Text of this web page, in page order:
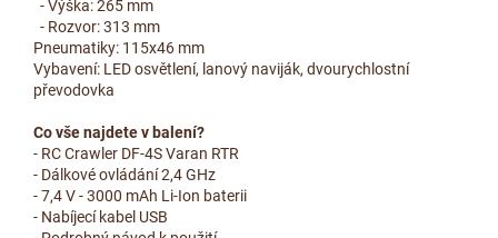
- Výška: 265 mm
- Rozvor: 313 mm
Pneumatiky: 115x46 mm
Vybavení: LED osvětlení, lanový naviják, dvourychlostní
převodovka
Co vše najdete v balení?
- RC Crawler DF-4S Varan RTR
- Dálkové ovládání 2,4 GHz
- 7,4 V - 3000 mAh Li-Ion baterii
- Nabíjecí kabel USB